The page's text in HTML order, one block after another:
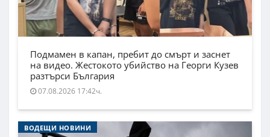
Подмамен в капан, пребит до смърт и заснет
на видео. Жестокото убийство на Георги Кузев
разтърси България
07.08.2026 17:42ч.
ВОДЕЩИ НОВИНИ